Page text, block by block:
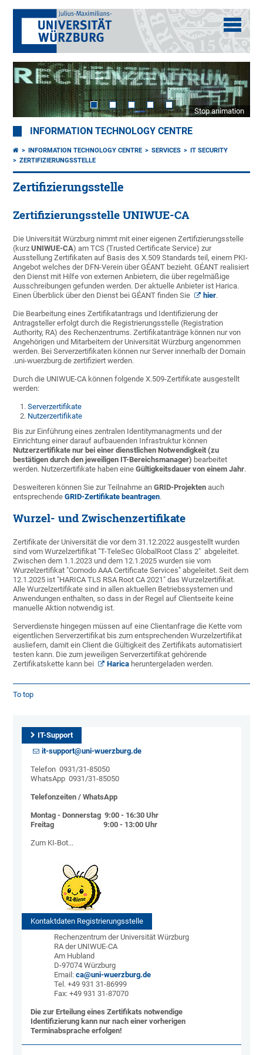
Stop animation
INFORMATION TECHNOLOGY CENTRE
INFORMATION TECHNOLOGY CENTRE SERVICES
IT SECURITY
ZERTIFIZIERUNGSSTELLE
Zertifizierungsstelle
Zertifizierungsstelle UNIWUE-CA
Die Universität Würzburg nimmt mit einer eigenen Zertifizierungsstelle
(kurzUNIWUE-CA) am TCS (Trusted Certificate Service) zur
Ausstellung Zertifikaten auf Basis des X.509 Standards teil, einem PKI-
Angebot welches der DFN-Verein über GÉANT bezieht. GÉANT realisiert
den Dienst mit Hilfe von externen Anbietern, die über regelmäßige
Ausschreibungen gefunden werden. Der aktuelle Anbieter ist Harica.
Einen Überblick über den Dienst bei GÉANT finden Sie
hier.
Die Bearbeitung eines Zertifikatantrags und Identifizierung der
Antragsteller erfolgt durch die Registrierungsstelle (Registration
Authority, RA) des Rechenzentrums. Zertifikatanträge können nur von
Angehörigen und Mitarbeitern der Universität Würzburg angenommen
werden. Bei Serverzertifikaten können nur Server innerhalb der Domain
.uni-wuerzburg.de zertifiziert werden.
Durch die UNIWUE-CA können folgende X.509-Zertifikate ausgestellt
werden:
Serverzertifikate
Nutzerzertifikate
Bis zur Einführung eines zentralen Identitymanagments und der
Einrichtung einer darauf aufbauenden Infrastruktur können
Nutzerzertifikate nur bei einer dienstlichen Notwendigkeit (zu
bestätigen durch den jeweiligen IT-Bereichsmanager) bearbeitet
werden. Nutzerzertifikate haben eineGültigkeitsdauer von einem Jahr.
Desweiteren können Sie zur Teilnahme anGRID-Projekten auch
entsprechendeGRID-Zertifikate beantragen.
Wurzel- und Zwischenzertifikate
Zertifikate der Universität die vor dem 31.12.2022 ausgestellt wurden
sind vom Wurzelzertifikat "T-TeleSec GlobalRoot Class 2" abgeleitet.
Zwischen dem 1.1.2023 und dem 12.1.2025 wurden sie vom
Wurzelzertifikat "Comodo AAA Certificate Services" abgeleitet. Seit dem
12.1.2025 ist "HARICA TLS RSA Root CA 2021" das Wurzelzertifikat.
Alle Wurzelzertifikate sind in allen aktuellen Betriebssystemen und
Anwendungen enthalten, so dass in der Regel auf Clientseite keine
manuelle Aktion notwendig ist.
Serverdienste hingegen müssen auf eine Clientanfrage die Kette vom
eigentlichen Serverzertifikat bis zum entsprechenden Wurzelzertifikat
ausliefern, damit ein Client die Gültigkeit des Zertifikats automatisiert
testen kann. Die zum jeweiligen Serverzertifikat gehörende
Zertifikatskette kann bei
Harica heruntergeladen werden.
To top
IT-Support
it-support@uni-wuerzburg.de
Telefon 0931/31-85050
WhatsApp 0931/31-85050
Telefonzeiten / WhatsApp
Montag - Donnerstag 9:00 - 16:30 Uhr
Freitag 9:00 - 13:00 Uhr
Zum KI-Bot...
Kontaktdaten Registrierungsstelle
Rechenzentrum der Universität Würzburg
RA der UNIWUE-CA
Am Hubland
D-97074 Würzburg
Email:ca@uni-wuerzburg.de
Tel. +49 931 31-86999
Fax: +49 931 31-87070
Die zur Erteilung eines Zertifikats notwendige
Identifizierung kann nur nach einer vorherigen
Terminabsprache erfolgen!